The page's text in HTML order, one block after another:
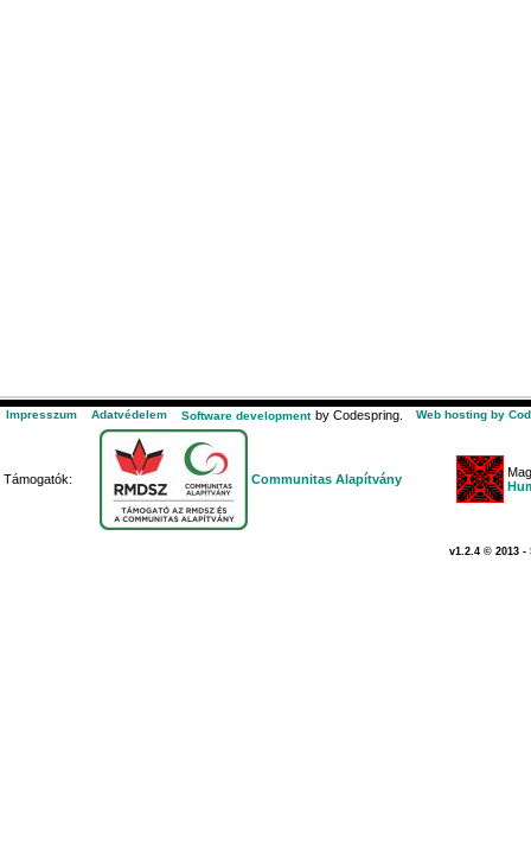
Impresszum Adatvédelem Software development by Codespring. Web hosting by
Támogatók: Communitas Alapítvány
v1.2.4 © 2013